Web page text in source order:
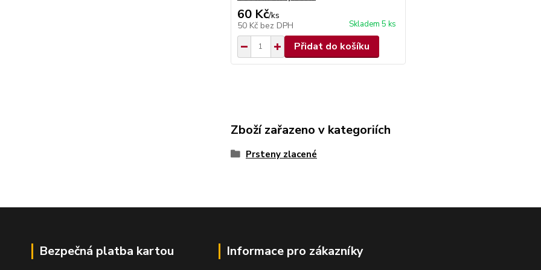
60 Kč/ks
50 Kč bez DPH Skladem 5 ks
Přidat do košíku
Zboží zařazeno v kategoriích
Prsteny zlacené
Bezpečná platba kartou Informace pro zákazníky